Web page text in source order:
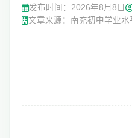
发布时间： 2026年8月8日
文章来源：南充初中学业水